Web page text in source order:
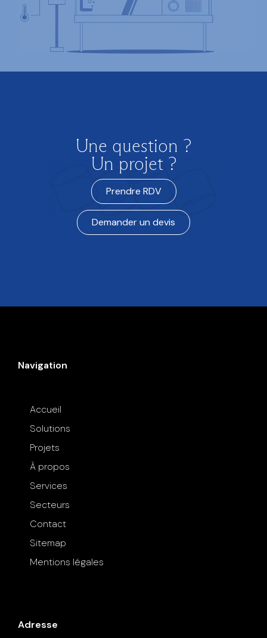
Une question ?
Un projet ?
Prendre RDV
Demander un devis
Navigation
Accueil
Solutions
Projets
À propos
Services
Secteurs
Contact
Sitemap
Mentions légales
Adresse